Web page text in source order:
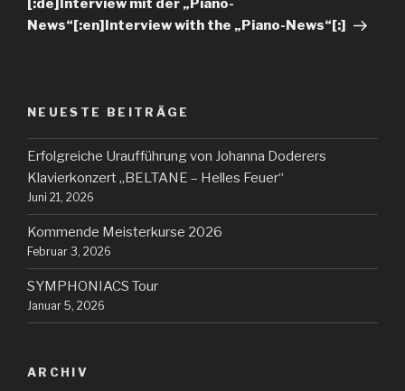
[:de]Interview mit der „Piano-
News“[:en]Interview with the „Piano-News“[:]
NEUESTE BEITRÄGE
Erfolgreiche Uraufführung von Johanna Doderers
Klavierkonzert „BELTANE – Helles Feuer“
Juni 21, 2026
Kommende Meisterkurse 2026
Februar 3, 2026
SYMPHONIACS Tour
Januar 5, 2026
ARCHIV